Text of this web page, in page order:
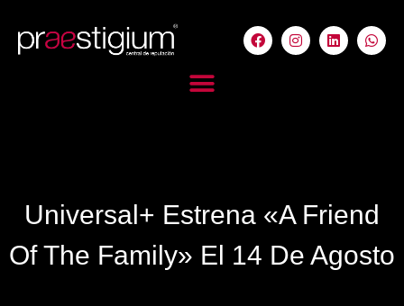
Universal+ Estrena «A Friend
Of The Family» El 14 De Agosto